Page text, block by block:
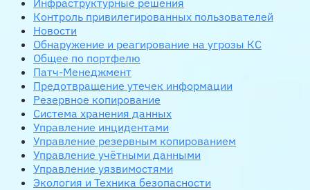
Контроль привилегированных пользователей
Новости
Обнаружение и реагирование на угрозы КС
Общее по портфелю
Патч-Менеджмент
Предотвращение утечек информации
Резервное копирование
Система хранения данных
Управление инцидентами
Управление резервным копированием
Управление учётными данными
Управление уязвимостями
Экология и Техника безопасности